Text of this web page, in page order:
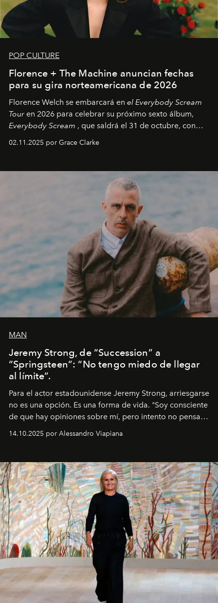
POP CULTURE
Florence + The Machine anuncian fechas
para su gira norteamericana de 2026
Florence Welch se embarcará en el Everybody Scream
Tour en 2026 para celebrar su próximo sexto álbum,
Everybody Scream , que saldrá el 31 de octubre, con
fechas en Norteamérica a partir de abril del próximo
02.11.2025 por Grace Clarke
MAN
Jeremy Strong, de “Succession” a
“Springsteen”: “No tengo miedo de llegar
al límite”.
Para el actor estadounidense Jeremy Strong, arriesgarse
no es una opción. Es una forma de vida. "Soy consciente
de que hay opiniones sobre mí, pero intento no pensar
demasiado en cómo me perciben. Creo que es una
pérdida de tiempo", afirma.
14.10.2025 por Alessandro Viapiana